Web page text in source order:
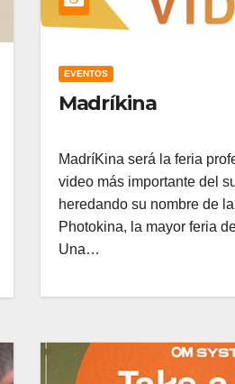
EVENTOS
Madríkina
MadríKina será la feria
video más importante del
heredando su nombre de
Photokina, la mayor feria
Una…